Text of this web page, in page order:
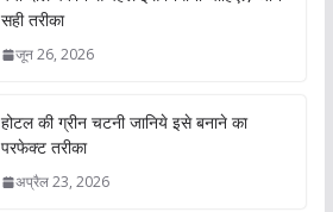
सही तरीका
जून 26, 2026
होटल की ग्रीन चटनी जानिये इसे बनाने का
परफेक्ट तरीका
अप्रैल 23, 2026